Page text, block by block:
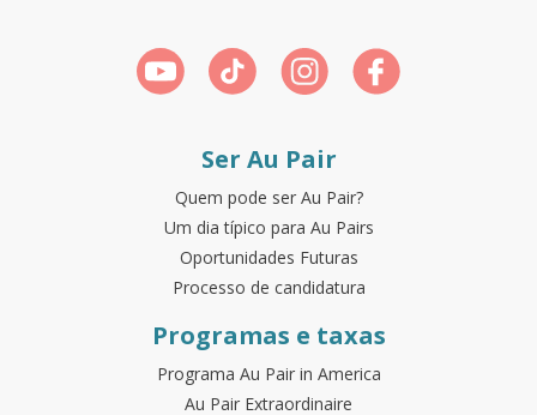
Ser Au Pair
Quem pode ser Au Pair?
Um dia típico para Au Pairs
Oportunidades Futuras
Processo de candidatura
Programas e taxas
Programa Au Pair in America
Au Pair Extraordinaire